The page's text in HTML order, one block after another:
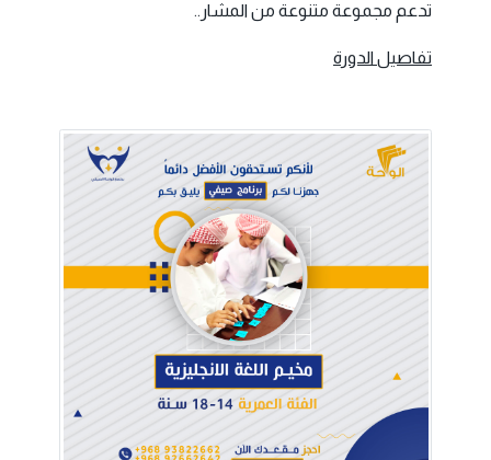
تدعم مجموعة متنوعة من المشار..
تفاصيل الدورة